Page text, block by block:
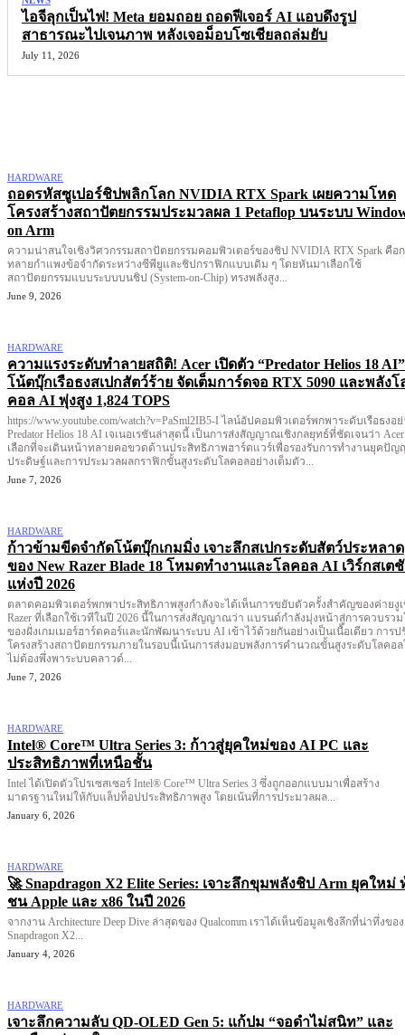
ไอจีลุกเป็นไฟ! Meta ยอมถอย ถอดฟีเจอร์ AI แอบดึงรูป
สาธารณะไปเจนภาพ หลังเจอม็อบโซเชียลถล่มยับ
July 11, 2026
HARDWARE
ถอดรหัสซูเปอร์ชิปพลิกโลก NVIDIA RTX Spark เผยความโหด
โครงสร้างสถาปัตยกรรมประมวลผล 1 Petaflop บนระบบ
on Arm
ความน่าสนใจเชิงวิศวกรรมสถาปัตยกรรมคอมพิวเตอร์ของชิป NVIDIA RTX Spark คือ
ทลายกำแพงข้อจำกัดระหว่างซีพียูและชิปกราฟิกแบบเดิม ๆ โดยหันมาเลือกใช้
สถาปัตยกรรมแบบระบบบนชิป (System-on-Chip) ทรงพลังสูง...
June 9, 2026
HARDWARE
ความแรงระดับทำลายสถิติ! Acer เปิดตัว “Predator Helios 18 AI”
โน้ตบุ๊กเรือธงสเปกสัตว์ร้าย จัดเต็มการ์ดจอ RTX 5090 และพลังโ
คอล AI พุ่งสูง 1,824 TOPS
https://www.youtube.com/watch?v=PaSml2IB5-I ไลน์อัปคอมพิวเตอร์พกพาระดับเรือธงอย่าง
Predator Helios 18 AI เจเนอเรชันล่าสุดนี้ เป็นการส่งสัญญาณเชิงกลยุทธ์ที่ชัดเจนว่า Acer
เลือกที่จะเดินหน้าทลายคอขวดด้านประสิทธิภาพฮาร์ดแวร์เพื่อรองรับการทำงานยุคปัญ
ประดิษฐ์และการประมวลผลกราฟิกขั้นสูงระดับโลคอลอย่างเต็มตัว...
June 7, 2026
HARDWARE
ก้าวข้ามขีดจำกัดโน้ตบุ๊กเกมมิ่ง เจาะลึกสเปกระดับสัตว์ประหลาด
ของ New Razer Blade 18 โหมดทำงานและโลคอล AI เวิร์กสเต
แห่งปี 2026
ตลาดคอมพิวเตอร์พกพาประสิทธิภาพสูงกำลังจะได้เห็นการขยับตัวครั้งสำคัญของค่ายงู
Razer ที่เลือกใช้เวทีในปี 2026 นี้ในการส่งสัญญาณว่า แบรนด์กำลังมุ่งหน้าสู่การควบรวม
ของฝั่งเกมเมอร์ฮาร์ดคอร์และนักพัฒนาระบบ AI เข้าไว้ด้วยกันอย่างเป็นเนื้อเดียว การป
โครงสร้างสถาปัตยกรรมภายในรอบนี้เน้นการส่งมอบพลังการคำนวณขั้นสูงระดับโลคอ
ไม่ต้องพึ่งพาระบบคลาวด์...
June 7, 2026
HARDWARE
Intel® Core™ Ultra Series 3: ก้าวสู่ยุคใหม่ของ AI PC และ
ประสิทธิภาพที่เหนือชั้น
Intel ได้เปิดตัวโปรเซสเซอร์ Intel® Core™ Ultra Series 3 ซึ่งถูกออกแบบมาเพื่อสร้าง
มาตรฐานใหม่ให้กับแล็ปท็อปประสิทธิภาพสูง โดยเน้นที่การประมวลผล...
January 6, 2026
HARDWARE
🚀 Snapdragon X2 Elite Series: เจาะลึกขุมพลังชิป Arm ยุคใหม่
ชน Apple และ x86 ในปี 2026
จากงาน Architecture Deep Dive ล่าสุดของ Qualcomm เราได้เห็นข้อมูลเชิงลึกที่น่าทึ่งของ
Snapdragon X2...
January 4, 2026
HARDWARE
เจาะลึกความลับ QD-OLED Gen 5: แก้ปม “จอดำไม่สนิท” และ